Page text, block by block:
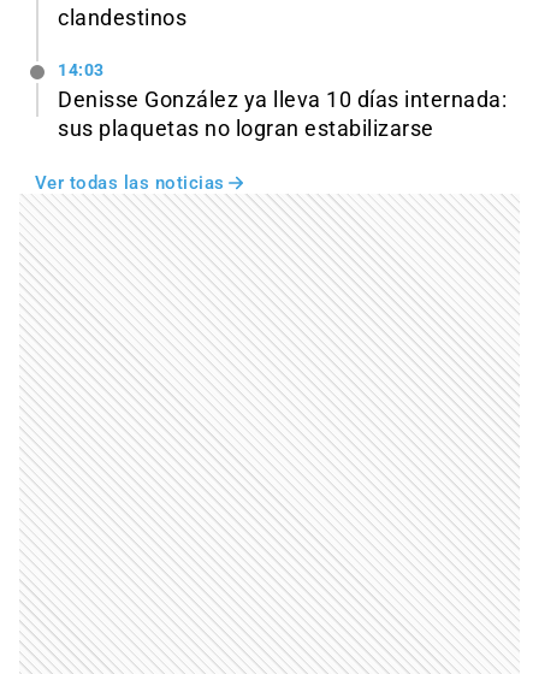
clandestinos
14:03
Denisse González ya lleva 10 días internada:
sus plaquetas no logran estabilizarse
Ver todas las noticias